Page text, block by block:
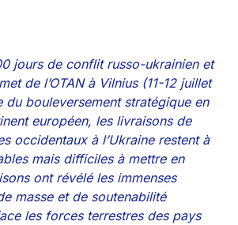
jours de conflit russo-ukrainien et
de l’OTAN à Vilnius (11-12 juillet
bouleversement stratégique en
européen, les livraisons de
occidentaux à l’Ukraine restent à
mais difficiles à mettre en
ont révélé les immenses
masse et de soutenabilité
les forces terrestres des pays